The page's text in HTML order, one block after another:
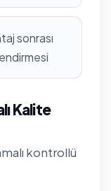
sonrası
Kalite
kontrollü